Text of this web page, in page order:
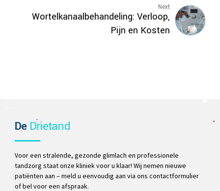
Next
Wortelkanaalbehandeling: Verloop,
Pijn en Kosten
DeDrietand
Voor een stralende, gezonde glimlach en professionele
tandzorg staat onze kliniek voor u klaar! Wij nemen nieuwe
patiënten aan – meld u eenvoudig aan via ons contactformulier
of bel voor een afspraak.